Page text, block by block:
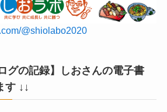
@shiolabo2020
グの記録】しおさんの電子書
す ↓↓